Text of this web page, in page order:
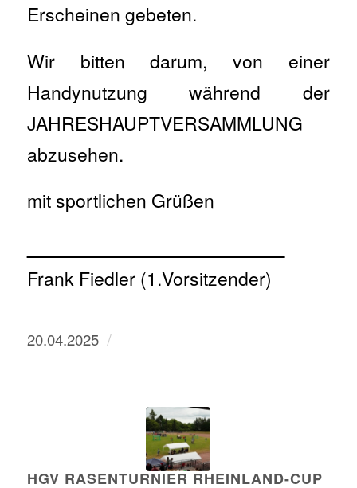
Erscheinen gebeten.
Wir bitten darum, von einer
Handynutzung während der
JAHRESHAUPTVERSAMMLUNG
abzusehen.
mit sportlichen Grüßen
Frank Fiedler (1.Vorsitzender)
20.04.2025 /
HGV RASENTURNIER RHEINLAND-CUP